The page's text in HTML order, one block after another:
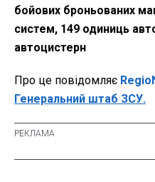
бойових броньованих
систем, 149 одиниць
автоцистерн
Про це повідомляє
Генеральний штаб ЗСУ.